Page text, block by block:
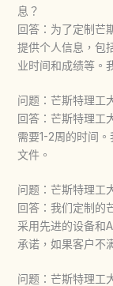
息？
回答：为了定制芒
提供个人信息，包
业时间和成绩等。
问题：芒斯特理工
回答：芒斯特理工
需要1-2周的时间
文件。
问题：芒斯特理工
回答：我们定制的
采用先进的设备和
承诺，如果客户不
问题：芒斯特理工